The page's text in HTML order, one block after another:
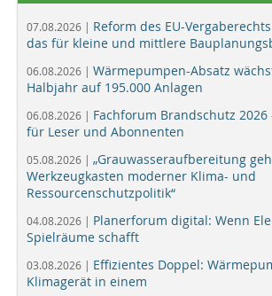
07.08.2026 | Reform des EU-
das für kleine und mittlere
06.08.2026 | Wärmepumpen-Absatz
Halbjahr auf 195.000 Anlagen
06.08.2026 | Fachforum Brandschutz
für Leser und Abonnenten
05.08.2026 | „Grauwasseraufbereitung
Werkzeugkasten moderner Klima- und
Ressourcenschutzpolitik“
04.08.2026 | Planerforum digital: Wenn
Spielräume schafft
03.08.2026 | Effizientes Doppel:
Klimagerät in einem